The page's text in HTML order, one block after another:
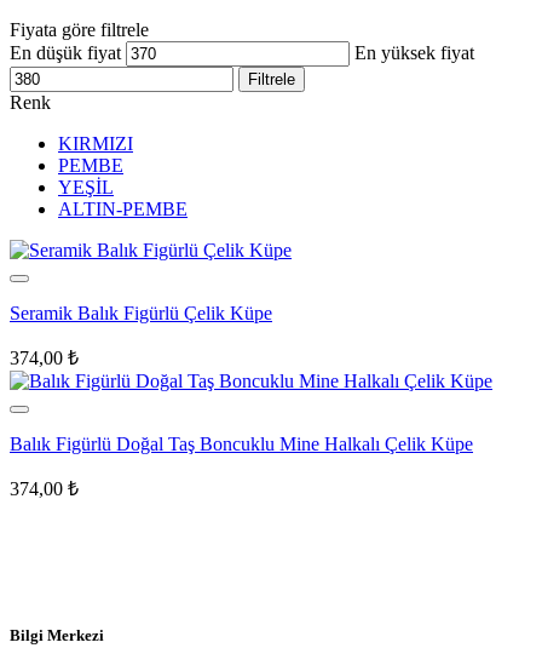
Fiyata göre filtrele
En düşük fiyat
En yüksek fiyat
Filtrele
Renk
KIRMIZI
PEMBE
YEŞİL
ALTIN-PEMBE
Seramik Balık Figürlü Çelik Küpe
374,00 ₺
Balık Figürlü Doğal Taş Boncuklu Mine Halkalı Çelik Küpe
374,00 ₺
Bilgi Merkezi